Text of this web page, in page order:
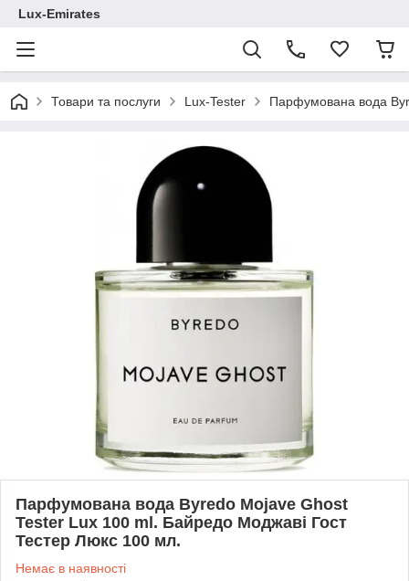
Lux-Emirates
Товари та послуги Lux-Tester Парфумована вода
Парфумована вода Byredo Mojave Ghost
Tester Lux 100 ml. Байредо Моджаві Гост
Тестер Люкс 100 мл.
Немає в наявності